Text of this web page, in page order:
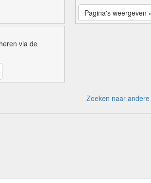
Pagina's weergeven
via de
Zoeken naar